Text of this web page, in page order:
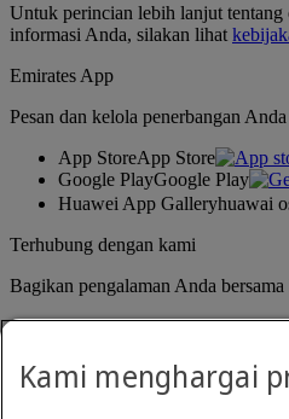
Untuk perincian lebih lanjut tentang
informasi Anda, silakan lihat
Emirates App
Pesan dan kelola penerbangan
App StoreApp Store
Google PlayGoogle Play
Huawei App Galleryhuawai
Terhubung dengan kami
Bagikan pengalaman Anda bersama
Kami menghargai